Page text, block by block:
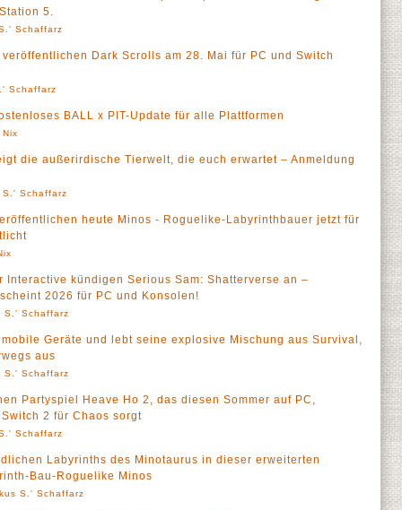
5.
Schaffarz
Dark Scrolls am 28. Mai für PC und Switch
Schaffarz
BALL x PIT-Update für alle Plattformen
die außerirdische Tierwelt, die euch erwartet – Anmeldung
S.' Schaffarz
heute Minos - Roguelike-Labyrinthbauer jetzt für
kündigen Serious Sam: Shatterverse an –
2026 für PC und Konsolen!
S.' Schaffarz
Geräte und lebt seine explosive Mischung aus Survival,
aus
S.' Schaffarz
Partyspiel Heave Ho 2, das diesen Sommer auf PC,
2 für Chaos sorgt
Schaffarz
Labyrinths des Minotaurus in dieser erweiterten
Bau-Roguelike Minos
S.' Schaffarz